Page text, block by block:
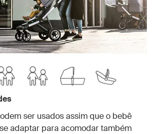
ser usados assim que o bebê
adaptar para acomodar também